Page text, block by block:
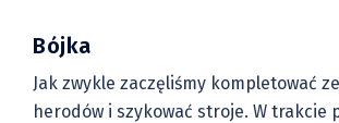
Bójka
Jak zwykle zaczęliśmy kompletować
herodów i szykować stroje. W trakcie